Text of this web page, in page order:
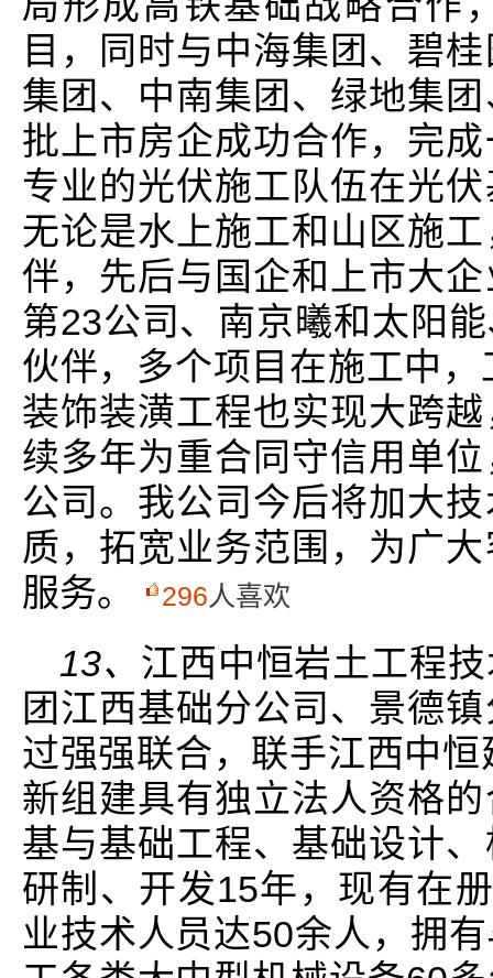
目，同时与中海集团、碧
集团、中南集团、绿地集
批上市房企成功合作，完
专业的光伏施工队伍在光
无论是水上施工和山区施
伴，先后与国企和上市大
第23公司、南京曦和太阳
伙伴，多个项目在施工中
装饰装潢工程也实现大跨
续多年为重合同守信用单
公司。我公司今后将加大
质，拓宽业务范围，为广
服务。
296人喜欢
13、 江西中恒岩土工程
团江西基础分公司、景德
过强强联合，联手江西中
新组建具有独立法人资格
基与基础工程、基础设计
研制、开发15年，现有在
业技术人员达50余人，拥